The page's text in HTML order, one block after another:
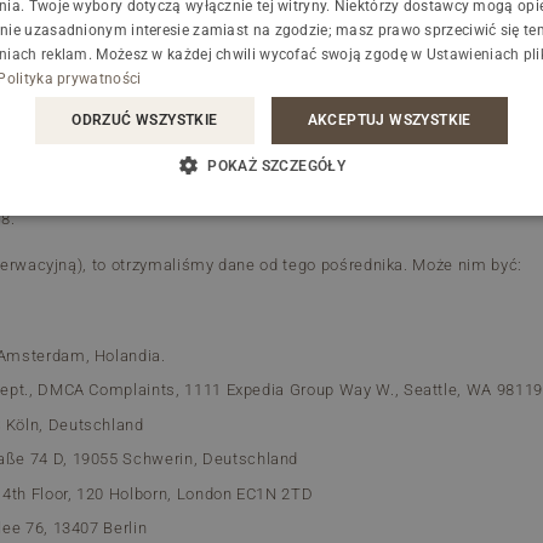
NASI GOŚCIE O HOTELU
OPINIE
SPRAWDŹ CO SŁYCHAĆ NA NASZYM BLOGU
na własnych serwerach.
Administrator może zamieszczać informacje marketingowe
obserwujących fanpage, polubieniach oraz treść komentarzy,
trzecich, na co Administrator nie ma wpływu.
na stronie internetowej, ale zawiera odnośnik do systemu
to otrzymaliśmy dane od tego pośrednika. Może nim być:
Holandia.
DMCA Complaints, 1111 Expedia Group Way W., Seattle, WA 98119
Deutschland
74 D, 19055 Schwerin, Deutschland
Floor, 120 Holborn, London EC1N 2TD
76, 13407 Berlin
Twoje wybory dotyczą wyłącznie tej witryny. Niektórzy dostawcy mogą
uzasadnionym interesie zamiast na zgodzie; masz prawo sprzeciwić się
reklam . Możesz w każdej chwili wycofać swoją zgodę w Ustawieniach
Polityka prywatności
AKCEPTUJ WSZYSTKIE
ODRZUĆ WSZYSTKIE
POKAŻ SZCZEGÓŁY